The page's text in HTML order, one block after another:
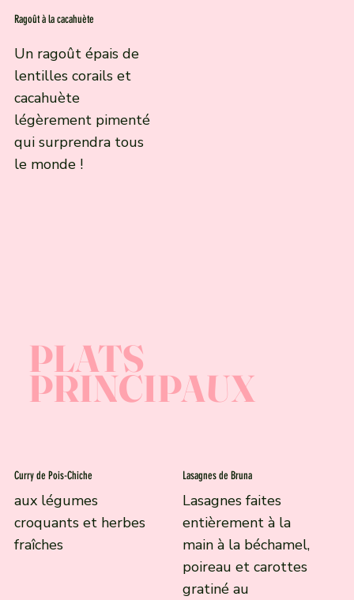
Ragoût à la cacahuète
Un ragoût épais de
lentilles corails et
cacahuète
légèrement pimenté
qui surprendra tous
le monde !
PLATS
PRINCIPAUX
Curry de Pois-Chiche
aux légumes
croquants et herbes
fraîches
Lasagnes de Bruna
Lasagnes faites
entièrement à la
main à la béchamel,
poireau et carottes
gratiné au